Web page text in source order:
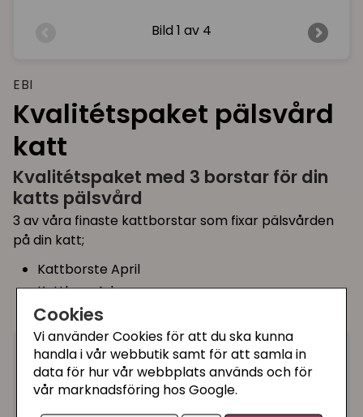
Cookies
Vi använder Cookies för att du ska kunna
handla i vår webbutik samt för att samla in
data för hur vår webbplats används och för
vår marknadsföring hos Google.
Bild 1 av 4
EBI
Kvalitétspaket pälsvård
katt
Kvalitétspaket med 3 borstar för din
katts pälsvård
3 av våra finaste kattborstar som fixar pälsvården
på din katt;
Kattborste April
Kattkam Adam
Kattkarda Arthur
499 kr Utgått